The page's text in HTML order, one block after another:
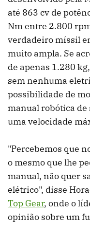
até 863 cv de
Nm entre 2.800
verdadeiro míssil
muito ampla. Se
de apenas 1.280
sem nenhuma
possibilidade de
manual robótica
uma velocidade
"Percebemos que
o mesmo que lhe
manual, não quer
elétrico", disse
Top Gear, onde o
opinião sobre um